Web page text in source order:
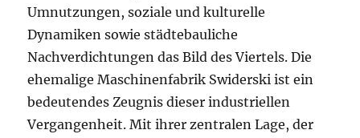
Umnutzungen, soziale und kulturelle
Dynamiken sowie städtebauliche
Nachverdichtungen das Bild des Viertels. Die
ehemalige Maschinenfabrik Swiderski ist ein
bedeutendes Zeugnis dieser industriellen
Vergangenheit. Mit ihrer zentralen Lage, der